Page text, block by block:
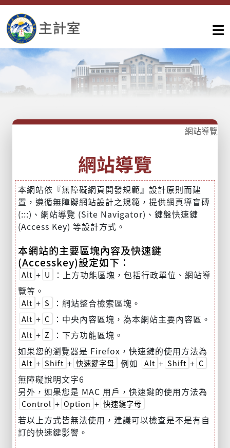
網站導覽
網站導覽
本網站依『無障礙網頁開發規範』設計原則而建
置，遵循無障礙網站設計之規範，提供網頁導盲磚
(:::)、網站導覽 (Site Navigator)、鍵盤快速鍵
(Access Key) 等設計方式。
本網站的主要區塊內容及快速鍵
(Accesskey)設定如下：
Alt + U
：上方功能區塊，包括行政單位、網站導
覽等。
Alt + S ：網站整合檢索區塊。
Alt + C ：中央內容區塊，為本網站主要內容區。
Alt + Z
：下方功能區塊。
如果您的瀏覽器是 Firefox，快速鍵的使用方法為
Alt + Shift + 快速鍵字母 例如 Alt + Shift + C
無障礙說明文字6
另外，如果您是 MAC 用戶，快速鍵的使用方法為
Control + Option + 快速鍵字母
若以上方式皆無法使用，建議可以檢查是不是有自
訂的快速鍵影響。